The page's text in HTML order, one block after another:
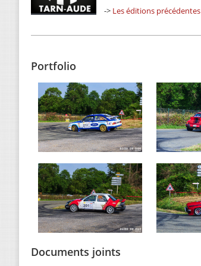
-> Les éditions précédentes
Portfolio
Documents joints